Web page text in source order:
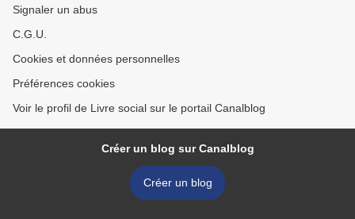
Signaler un abus
C.G.U.
Cookies et données personnelles
Préférences cookies
Voir le profil de Livre social sur le portail Canalblog
Créer un blog sur Canalblog
Créer un blog